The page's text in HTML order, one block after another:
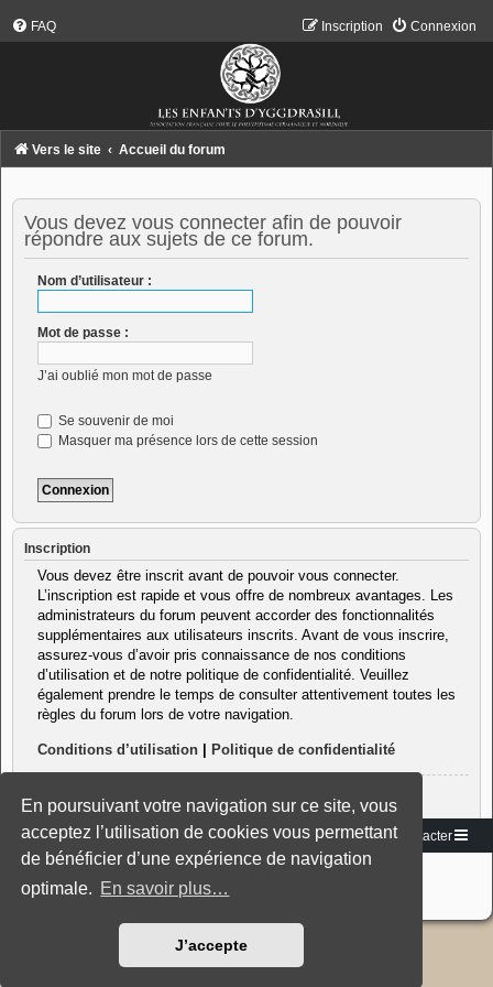
En poursuivant votre navigation sur ce site, vous
acceptez l’utilisation de cookies vous permettant
de bénéficier d’une expérience de navigation
optimale. En savoir plus…
J’accepte
FAQ Connexion
Inscription
Vers le site Accueil du forum
Vous devez vous connecter afin de pouvoir
répondre aux sujets de ce forum.
Nom d’utilisateur :
Mot de passe :
J’ai oublié mon mot de passe
Se souvenir de moi
Masquer ma présence lors de cette session
Inscription
Vous devez être inscrit avant de pouvoir vous connecter.
L’inscription est rapide et vous offre de nombreux avantages. Les
administrateurs du forum peuvent accorder des fonctionnalités
supplémentaires aux utilisateurs inscrits. Avant de vous inscrire,
assurez-vous d’avoir pris connaissance de nos conditions
d’utilisation et de notre politique de confidentialité. Veuillez
également prendre le temps de consulter attentivement toutes les
règles du forum lors de votre navigation.
Conditions d’utilisation | Politique de confidentialité
Inscription
Vers le site Accueil du forum Nous contacter
Développé parphpBB ® Forum Software © phpBB Limited
Style: Black-Silver-Split by Joyce&Luna